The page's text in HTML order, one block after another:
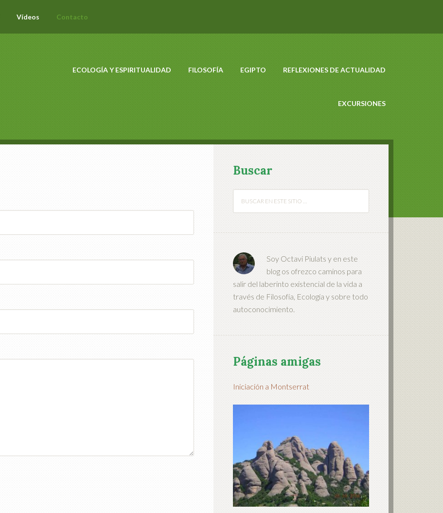
Vídeos Contacto
ECOLOGÍA Y ESPIRITUALIDAD FILOSOFÍA EGIPTO REFLEXIONES DE ACTUALIDAD
EXCURSIONES
Buscar
Soy Octavi Piulats y en este
blog os ofrezco caminos para
salir del laberinto existencial de la vida a
través de Filosofía, Ecología y sobre todo
autoconocimiento.
Páginas amigas
Iniciación a Montserrat